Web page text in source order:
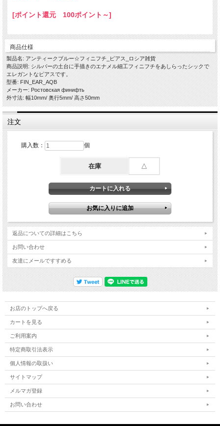
[ポイント還元 100ポイント～]
商品仕様
製品名: アンティークブルー☆フィニフチ_ピアス_ロシア雑貨
商品説明: シルバーの土台に手描きのエナメル細工フィニフチをあしらったシックで
エレガントなピアスです。
型番: FIN_EAR_AQB
メーカー: Ростовская финифть
外寸法: 幅10mm/ 奥行5mm/ 高さ50mm
注文
購入数： 個
在庫 △
返品についての詳細はこちら
お問い合わせ
友達にメールですすめる
お店のトップへ戻る
カートを見る
ご利用案内
特定商取引法表示
個人情報の取扱い
サイトマップ
メルマガ登録
お問い合わせ